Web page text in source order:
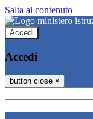
Salta al contenuto
Accedi
Accedi
button close ×